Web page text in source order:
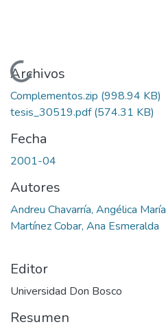
Cargando...
Archivos
Complementos.zip (998.94 KB)
tesis_30519.pdf(574.31 KB)
Fecha
2001-04
Autores
Andreu Chavarría, Angélica María
Martínez Cobar, Ana Esmeralda
Editor
Universidad Don Bosco
Resumen